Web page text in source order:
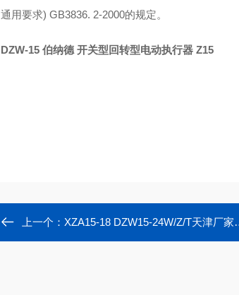
通用要求) GB3836. 2-2000的规定。
DZW-15 伯纳德 开关型回转型电动执行器 Z15
上一个： XZA15-18 DZW15-24W/Z/T天津厂家供应伯纳德多回转电动闸阀执行器